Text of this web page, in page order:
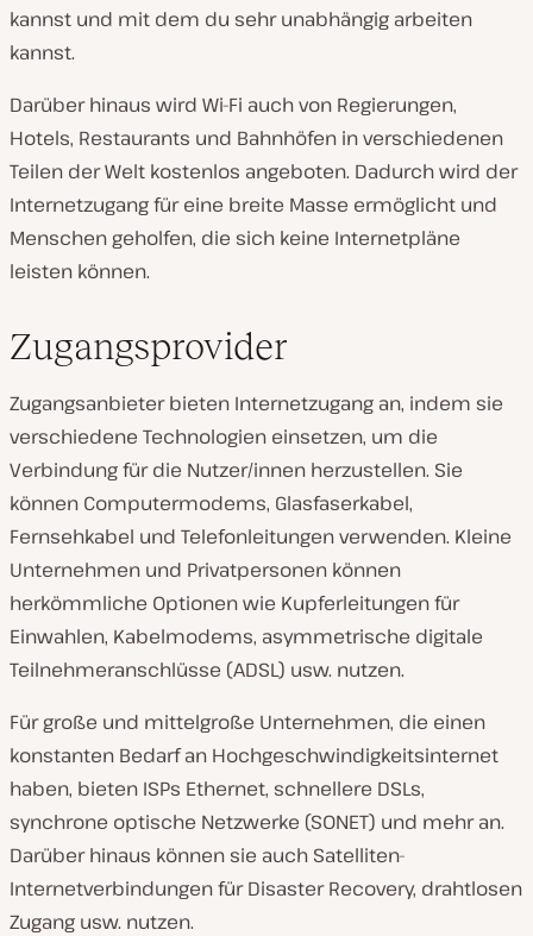
kannst und mit dem du sehr unabhängig arbeiten
kannst.
Darüber hinaus wird Wi-Fi auch von Regierungen,
Hotels, Restaurants und Bahnhöfen in verschiedenen
Teilen der Welt kostenlos angeboten. Dadurch wird der
Internetzugang für eine breite Masse ermöglicht und
Menschen geholfen, die sich keine Internetpläne
leisten können.
Zugangsprovider
Zugangsanbieter bieten Internetzugang an, indem sie
verschiedene Technologien einsetzen, um die
Verbindung für die Nutzer/innen herzustellen. Sie
können Computermodems, Glasfaserkabel,
Fernsehkabel und Telefonleitungen verwenden. Kleine
Unternehmen und Privatpersonen können
herkömmliche Optionen wie Kupferleitungen für
Einwahlen, Kabelmodems, asymmetrische digitale
Teilnehmeranschlüsse (ADSL) usw. nutzen.
Für große und mittelgroße Unternehmen, die einen
konstanten Bedarf an Hochgeschwindigkeitsinternet
haben, bieten ISPs Ethernet, schnellere DSLs,
synchrone optische Netzwerke (SONET) und mehr an.
Darüber hinaus können sie auch Satelliten-
Internetverbindungen für Disaster Recovery, drahtlosen
Zugang usw. nutzen.